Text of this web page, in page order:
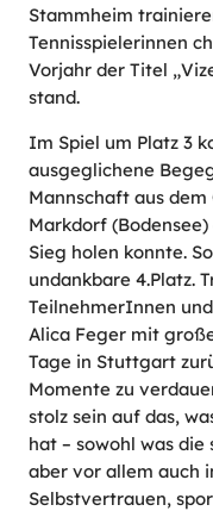
Stammheim
Tennisspielerinnen
Vorjahr der Titel
stand.
Im Spiel um Platz 3
ausgeglichene
Mannschaft aus
Markdorf
Sieg holen konnte.
undankbare 4.Platz.
TeilnehmerInnen
Alica Feger mit
Tage in Stuttgart
Momente zu
stolz sein auf das,
hat – sowohl was
aber vor allem auch
Selbstvertrauen,